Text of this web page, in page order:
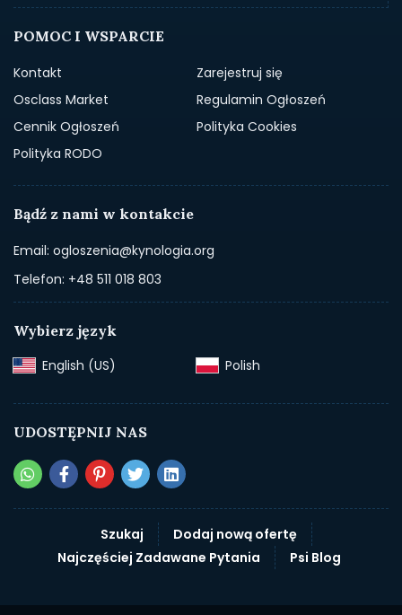
POMOC I WSPARCIE
Kontakt
Zarejestruj się
Osclass Market
Regulamin Ogłoszeń
Cennik Ogłoszeń
Polityka Cookies
Polityka RODO
Bądź z nami w kontakcie
Email: ogloszenia@kynologia.org
Telefon: +48 511 018 803
Wybierz język
English (US)‎
Polish‎
UDOSTĘPNIJ NAS
Szukaj
Dodaj nową ofertę
Najczęściej Zadawane Pytania
Psi Blog